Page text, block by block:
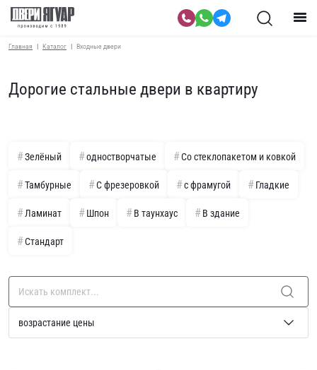
Главная Каталог Входные двери
Дорогие стальные двери в квартиру
Зелёный одностворчатые Со стеклопакетом и ковкой
Тамбурные С фрезеровкой с фрамугой Гладкие
Ламинат Шпон В таунхаус В здание
Стандарт